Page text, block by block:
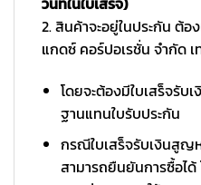
2. สินค้าจะอยู่ในประกัน ต้
แกดซ์ คอร์ปอเรชั่น จำกัด เ
โดยจะต้องมีใบเสร็จรับ
ฐานแทนใบรับประกัน
กรณีใบเสร็จรับเงินสูญ
สามารถยืนยันการซื้อไ